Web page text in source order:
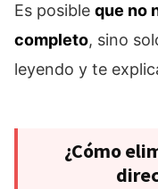
Es posible que no
completo, sino
leyendo y te
¿Cómo